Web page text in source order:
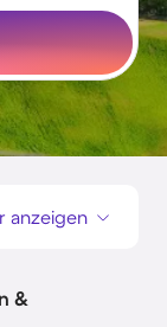
anzeigen
&